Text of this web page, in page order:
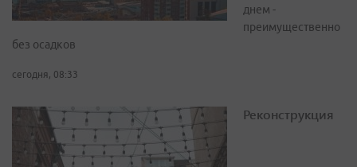
днем -
преимущественно
без осадков
сегодня, 08:33
Реконструкция